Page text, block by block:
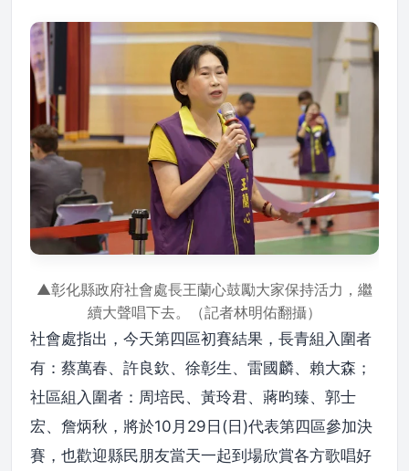
▲彰化縣政府社會處長王蘭心鼓勵大家保持活力，繼
續大聲唱下去。（記者林明佑翻攝）
社會處指出，今天第四區初賽結果，長青組入圍者
有：蔡萬春、許良欽、徐彰生、雷國麟、賴大森；
社區組入圍者：周培民、黃玲君、蔣昀臻、郭士
宏、詹炳秋，將於10月29日(日)代表第四區參加決
賽，也歡迎縣民朋友當天一起到場欣賞各方歌唱好